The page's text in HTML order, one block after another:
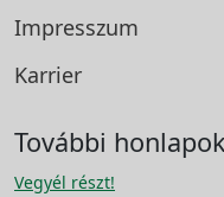
Impresszum
Karrier
További honlapok
Vegyél részt!